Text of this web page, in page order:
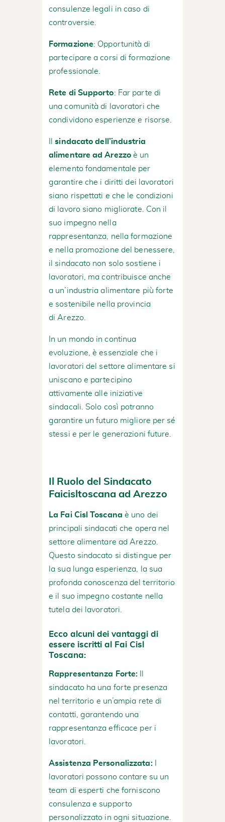
consulenze legali in caso di
controversie.
Formazione: Opportunità di
partecipare a corsi di formazione
professionale.
Rete di Supporto: Far parte di
una comunità di lavoratori che
condividono esperienze e risorse.
Ilsindacato dell’industria
alimentare ad Arezzo è un
elemento fondamentale per
garantire che i diritti dei lavoratori
siano rispettati e che le condizioni
di lavoro siano migliorate. Con il
suo impegno nella
rappresentanza, nella formazione
e nella promozione del benessere,
il sindacato non solo sostiene i
lavoratori, ma contribuisce anche
a un’industria alimentare più forte
e sostenibile nella provincia
di Arezzo.
In un mondo in continua
evoluzione, è essenziale che i
lavoratori del settore alimentare si
uniscano e partecipino
attivamente alle iniziative
sindacali. Solo così potranno
garantire un futuro migliore per sé
stessi e per le generazioni future.
Il Ruolo del Sindacato
Faicisltoscana ad Arezzo
La Fai Cisl Toscana è uno dei
principali sindacati che opera nel
settore alimentare ad Arezzo.
Questo sindacato si distingue per
la sua lunga esperienza, la sua
profonda conoscenza del territorio
e il suo impegno costante nella
tutela dei lavoratori.
Ecco alcuni dei vantaggi di
essere iscritti al Fai Cisl
Toscana:
Rappresentanza Forte:
sindacato ha una forte presenza
nel territorio e un’ampia rete di
contatti, garantendo una
rappresentanza efficace per i
lavoratori.
Assistenza Personalizzata:I
lavoratori possono contare su un
team di esperti che forniscono
consulenza e supporto
personalizzato in ogni situazione.